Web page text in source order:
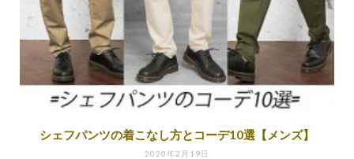
シェフパンツの着こなし方とコーデ10選【メンズ】
2020年2月19日